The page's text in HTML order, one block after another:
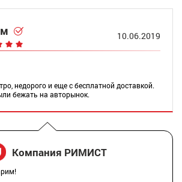
10.06.2019
недорого и еще с бесплатной доставкой.
бежать на авторынок.
Компания РИМИСТ